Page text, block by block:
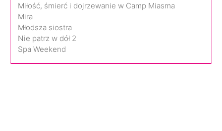
Miłość, śmierć i dojrzewanie w Camp Miasma
Mira
Młodsza siostra
Nie patrz w dół 2
Spa Weekend